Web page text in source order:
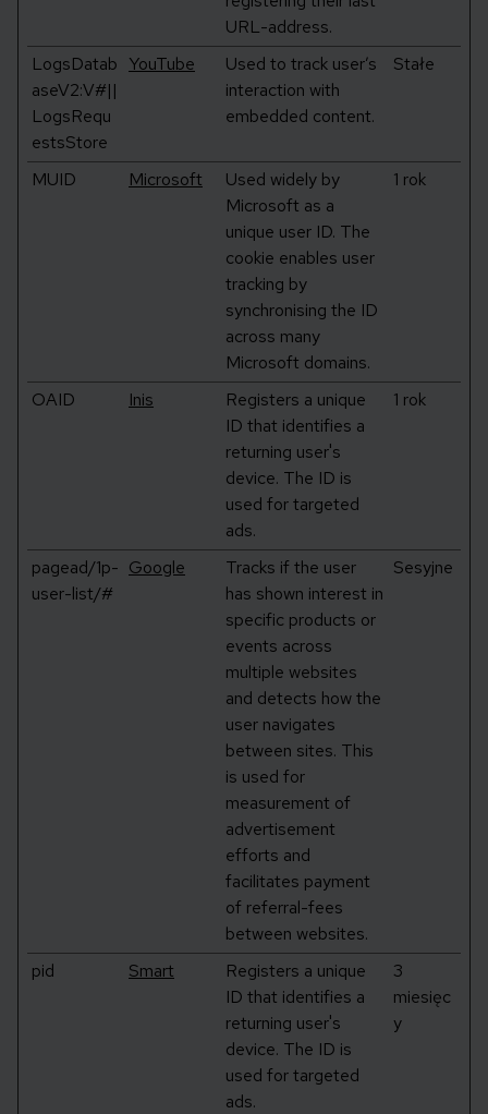
URL-address.
LogsDatab
aseV2:V#||
LogsRequ
estsStore
YouTube
Used to track user’s
interaction with
embedded content.
Stałe
MUID Microsoft
Used widely by
Microsoft as a
unique user ID. The
cookie enables user
tracking by
synchronising the ID
across many
Microsoft domains.
1 rok
OAID Inis
Registers a unique
ID that identifies a
returning user's
device. The ID is
used for targeted
ads.
1 rok
pagead/1p-
user-list/#
Google
Tracks if the user
has shown interest in
specific products or
events across
multiple websites
and detects how the
user navigates
between sites. This
is used for
measurement of
advertisement
efforts and
facilitates payment
of referral-fees
between websites.
Sesyjne
pid Smart
Registers a unique
ID that identifies a
returning user's
device. The ID is
used for targeted
ads.
3
miesięc
y